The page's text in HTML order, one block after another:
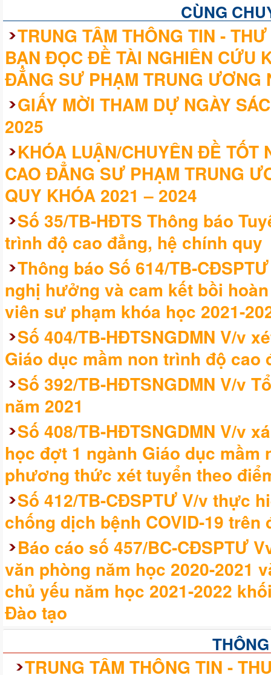
CÙNG
TRUNG TÂM THÔNG TIN -
BẠN ĐỌC ĐỀ TÀI NGHIÊN CỨU
ĐẲNG SƯ PHẠM TRUNG ƯƠNG
GIẤY MỜI THAM DỰ NGÀY
2025
KHÓA LUẬN/CHUYÊN ĐỀ TỐT
CAO ĐẲNG SƯ PHẠM TRUNG
QUY KHÓA 2021 – 2024
Số 35/TB-HĐTS Thông báo
trình độ cao đẳng, hệ chính quy
Thông báo Số 614/TB-
nghị hưởng và cam kết bồi
viên sư phạm khóa học 2021-
Số 404/TB-HĐTSNGDMN V/v
Giáo dục mầm non trình độ cao
Số 392/TB-HĐTSNGDMN V/v
năm 2021
Số 408/TB-HĐTSNGDMN V/v
học đợt 1 ngành Giáo dục
phương thức xét tuyển theo
Số 412/TB-CĐSPTƯ V/v thực
chống dịch bệnh COVID-19
Báo cáo số 457/BC-CĐSPTƯ
văn phòng năm học 2020-2021
chủ yếu năm học 2021-2022
Đào tạo
TRUNG TÂM THÔNG TIN -